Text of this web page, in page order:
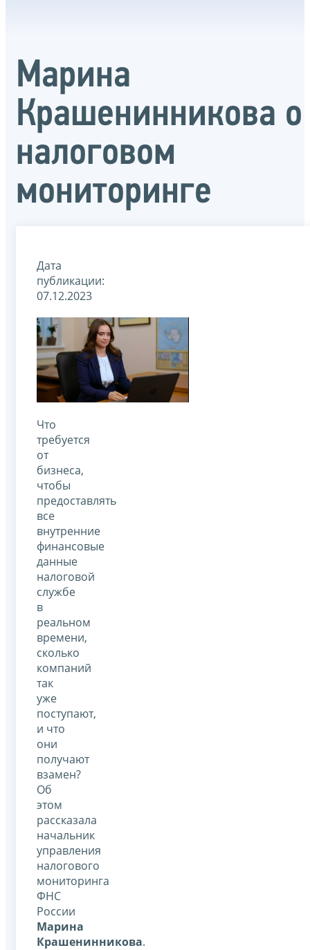
Марина
Крашенинникова о
налоговом
мониторинге
Дата
публикации:
07.12.2023
Что
требуется
от
бизнеса,
чтобы
предоставлять
все
внутренние
финансовые
данные
налоговой
службе
в
реальном
времени,
сколько
компаний
так
уже
поступают,
и что
они
получают
взамен?
Об
этом
рассказала
начальник
управления
налогового
мониторинга
ФНС
России
Марина
Крашенинникова.